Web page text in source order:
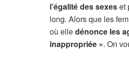
l’égalité des sexeset
long. Alors que les
où elledénonce les
inappropriée ». On